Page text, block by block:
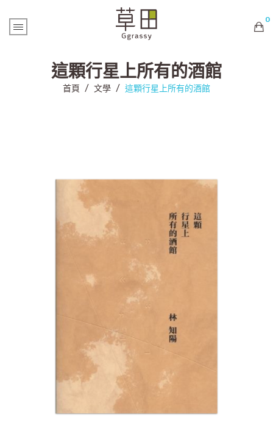
0
購物車內未有商品
這顆行星上所有的酒館
首頁 / 文學 / 這顆行星上所有的酒館